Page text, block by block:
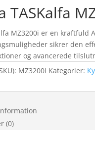
TASKalfa
MZ3200i er en
sikrer den
og avancerede
MZ3200i Kategorier:
(0)